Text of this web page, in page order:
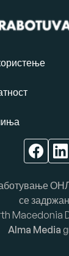
се
Macedonia
Alma Media